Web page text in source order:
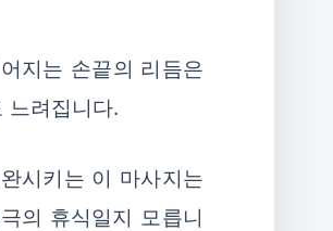
지는 손끝의 리듬은
느려집니다.
시키는 이 마사지는
의 휴식일지 모릅니